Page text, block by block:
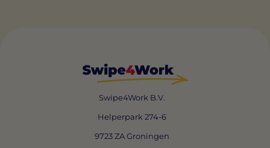
Swipe4Work B.V.
Helperpark 274-6
9723 ZA Groningen